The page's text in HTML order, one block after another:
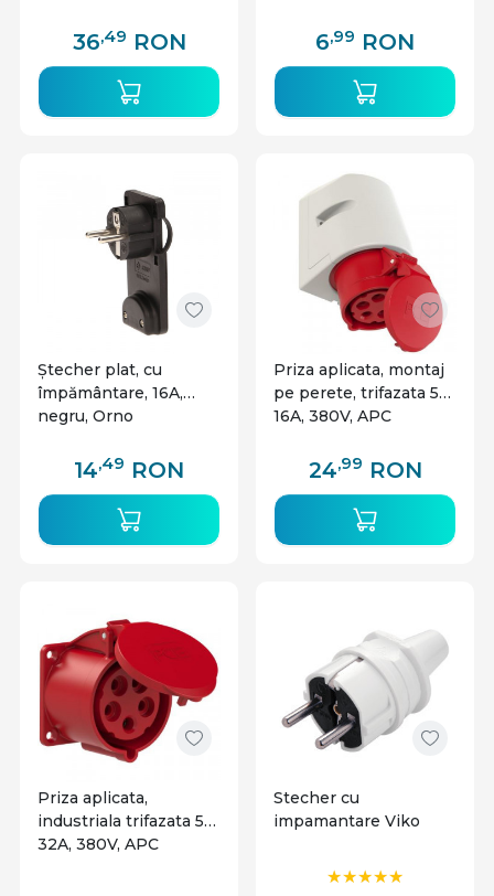
36,49 RON 6,99 RON
Ștecher plat, cu
împământare, 16A,
negru, Orno
14,49 RON
Priza aplicata, montaj
pe perete, trifazata 5P
16A, 380V, APC
24,99 RON
Priza aplicata,
industriala trifazata 5P
32A, 380V, APC
Stecher cu
impamantare Viko